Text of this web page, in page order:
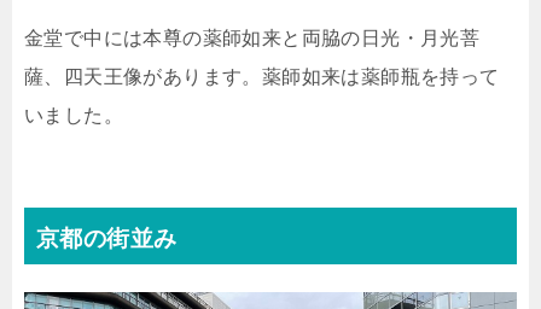
金堂で中には本尊の薬師如来と両脇の日光・月光菩
薩、四天王像があります。薬師如来は薬師瓶を持って
いました。
京都の街並み